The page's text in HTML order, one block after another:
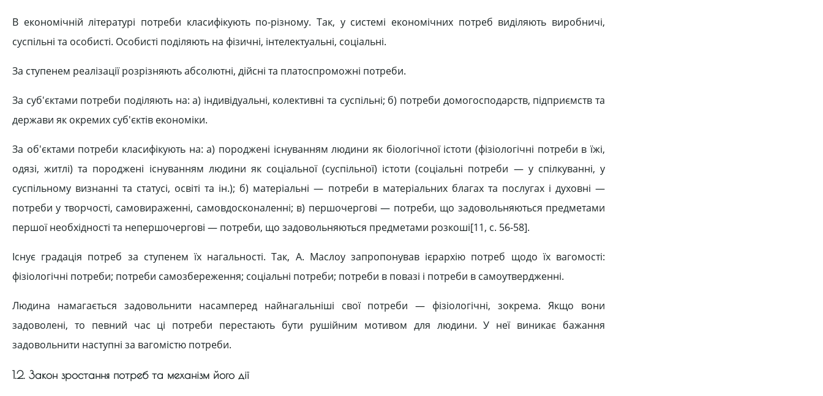
В економічній літературі потреби класифікують по-різному. Так, у системі економічних потреб виділяють виробничі,
суспільні та особисті. Особисті поділяють на фізичні, інтелектуальні, соціальні.
За ступенем реалізації розрізняють абсолютні, дійсні та платоспроможні потреби.
За суб'єктами потреби поділяють на: а) індивідуальні, колективні та суспільні; б) потреби домогосподарств, підприємств та
держави як окремих суб'єктів економіки.
За об'єктами потреби класифікують на: а) породжені існуванням людини як біологічної істоти (фізіологічні потреби в їжі,
одязі, житлі) та породжені існуванням людини як соціальної (суспільної) істоти (соціальні потреби — у спілкуванні, у
суспільному визнанні та статусі, освіті та ін.); б) матеріальні — потреби в матеріальних благах та послугах і духовні —
потреби у творчості, самовираженні, самовдосконаленні; в) першочергові — потреби, що задовольняються предметами
першої необхідності та непершочергові — потреби, що задовольняються предметами розкоші[11, c. 56-58].
Існує градація потреб за ступенем їх нагальності. Так, А. Маслоу запропонував ієрархію потреб щодо їх вагомості:
фізіологічні потреби; потреби самозбереження; соціальні потреби; потреби в повазі і потреби в самоутвердженні.
Людина намагається задовольнити насамперед найнагальніші свої потреби — фізіологічні, зокрема. Якщо вони
задоволені, то певний час ці потреби перестають бути рушійним мотивом для людини. У неї виникає бажання
задовольнити наступні за вагомістю потреби.
1.2. Закон зростання потреб та механізм його дії